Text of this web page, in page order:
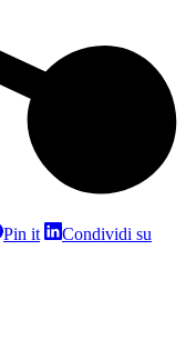
Pin itCondividi
Condividi su